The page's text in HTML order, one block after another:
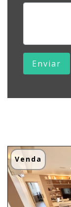
Enviar
Venda